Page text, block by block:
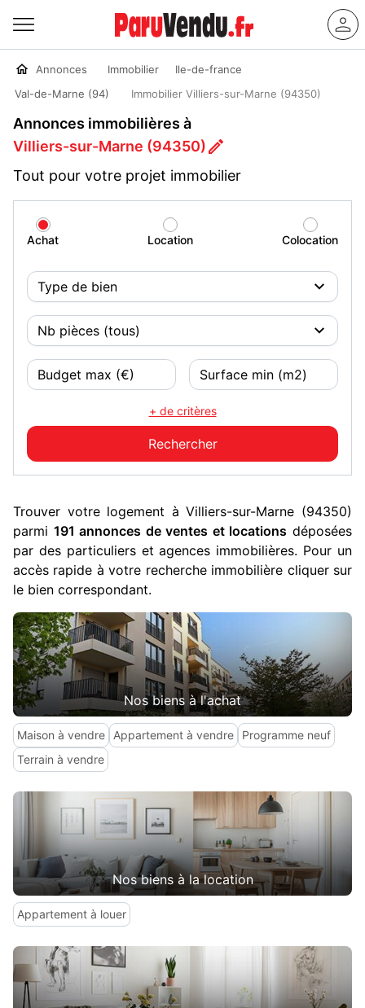
Annonces Immobilier
Ile-de-france
Val-de-Marne (94)
Immobilier Villiers-sur-Marne (94350)
Annonces immobilières à
Villiers-sur-Marne (94350)
Tout pour votre projet immobilier
Achat Location Colocation
+ de critères
Trouver votre logement à Villiers-sur-Marne (94350)
parmi 191 annonces de ventes et locations déposées
par des particuliers et agences immobilières. Pour un
accès rapide à votre recherche immobilière cliquer sur
le bien correspondant.
Nos biens à l'achat
Maison à vendre Appartement à vendre
Programme neuf
Terrain à vendre
Nos biens à la location
Appartement à louer